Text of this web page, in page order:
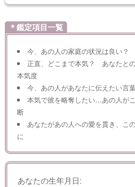
＊鑑定項目一覧
今、あの人の家庭の状況は良い？
正直、どこまで本気？ あなたと
本気度
今、あの人があなたに伝えたい言葉
本気で彼を略奪したい…あの人が
断
あなたがあの人への愛を貫き、こ
に
あなたの生年月日: